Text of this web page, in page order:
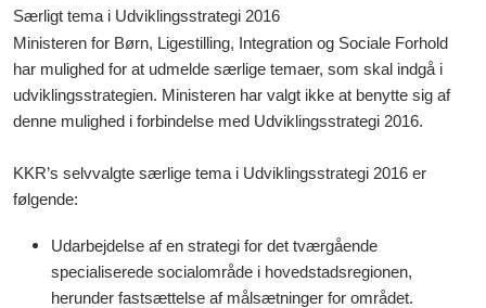
Særligt tema i Udviklingsstrategi 2016
Ministeren for Børn, Ligestilling, Integration og Sociale Forhold
har mulighed for at udmelde særlige temaer, som skal indgå i
udviklingsstrategien. Ministeren har valgt ikke at benytte sig af
denne mulighed i forbindelse med Udviklingsstrategi 2016.
KKR’s selvvalgte særlige tema i Udviklingsstrategi 2016 er
følgende:
Udarbejdelse af en strategi for det tværgående
specialiserede socialområde i hovedstadsregionen,
herunder fastsættelse af målsætninger for området.